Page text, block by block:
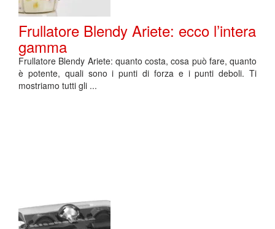
Frullatore Blendy Ariete: ecco l’intera
gamma
Frullatore Blendy Ariete: quanto costa, cosa può fare, quanto
è potente, quali sono i punti di forza e i punti deboli. Ti
mostriamo tutti gli ...